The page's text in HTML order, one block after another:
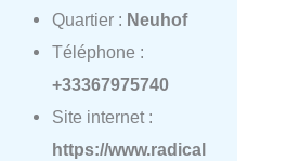
Quartier : Neuhof
Téléphone :
+33367975740
Site internet :
https://www.radical